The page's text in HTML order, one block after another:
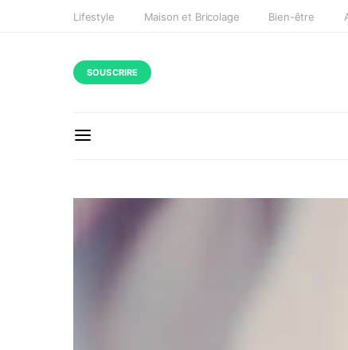
Lifestyle Maison et Bricolage Bien-être
SOUSCRIRE